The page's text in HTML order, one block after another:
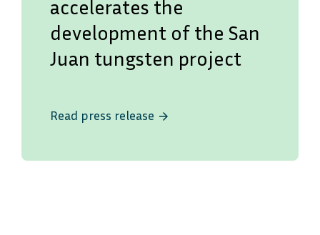
accelerates the
development of the San
Juan tungsten project
Read press release arrow_forward